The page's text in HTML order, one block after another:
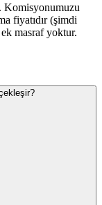
Komisyonumuzu
fiyatıdır (şimdi
masraf yoktur.